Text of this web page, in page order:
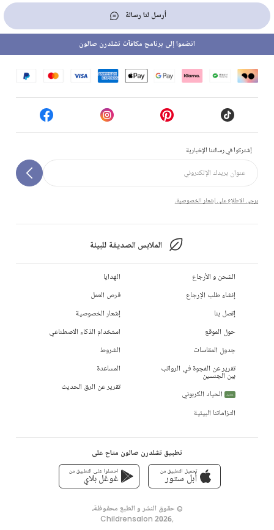
أرسل لنا رسالة
إشتركوا في رسالتنا الإخبارية
يرجى الاطلاع على إشعار الخصوصية.
الملابس الصديقة للبيئة
انضموا إلى برنامج مكافآت تشلدرن صالون
الشحن و الأرجاع
إنشاء طلب الإرجاع
إتصل بنا
حول الموقع
جدول المقاسات
تقرير عن الفجوة في الرواتب
بين الجنسين
جديد
الحياد الكربوني
التزاماتنا البيئية
الهدايا
فرص العمل
إشعار الخصوصية
استخدام الذكاء الاصطناعي
الشروط
المساعدة
تقرير عن الرق الحديث
تطبيق تشلدرن صالون متاح على
تحميل التطبيق من
أبل ستور
احصلوا على التطبيق من
غوغل بلاي
© حقوق النشر و الطبع محفوظة،
,
Childrensalon 2026